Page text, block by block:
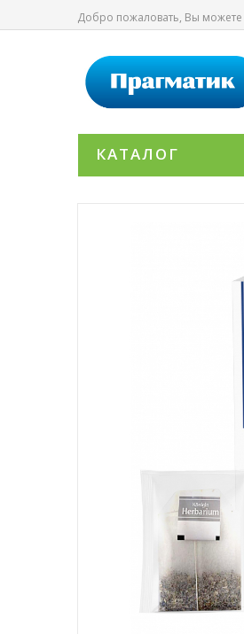
Добро пожаловать, Вы можете
КАТАЛОГ